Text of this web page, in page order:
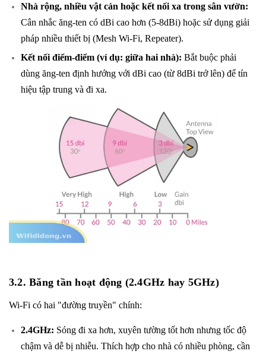
Nhà rộng, nhiều vật cản hoặc kết nối xa trong sân vườn:
Cân nhắc ăng-ten có dBi cao hơn (5-8dBi) hoặc sử dụng giải
pháp nhiều thiết bị (Mesh Wi-Fi, Repeater).
Kết nối điểm-điểm (ví dụ: giữa hai nhà): Bắt buộc phải
dùng ăng-ten định hướng với dBi cao (từ 8dBi trở lên) để tín
hiệu tập trung và đi xa.
3.2. Băng tần hoạt động (2.4GHz hay 5GHz)
Wi-Fi có hai "đường truyền" chính:
2.4GHz: Sóng đi xa hơn, xuyên tường tốt hơn nhưng tốc độ
chậm và dễ bị nhiễu. Thích hợp cho nhà có nhiều phòng, cần